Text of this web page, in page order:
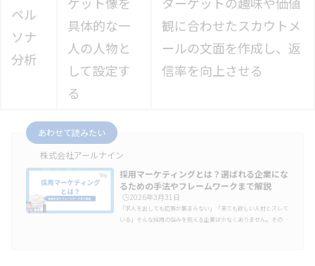
ペル
ソナ
分析
具体的な一
人の人物と
して設定す
る
観に合わせたスカウトメ
ールの文面を作成し、返
信率を向上させる
あわせて読みたい
株式会社アールナイン
採用マーケティングとは？選ばれる企業にな
るための手法やフレームワークまで解説
🕒️2026年3月31日
「求人を出しても応募が集まらない」「来ても欲しい人材とズレて
いる」そんな採用の悩みを抱える企業は少なくありません。その原